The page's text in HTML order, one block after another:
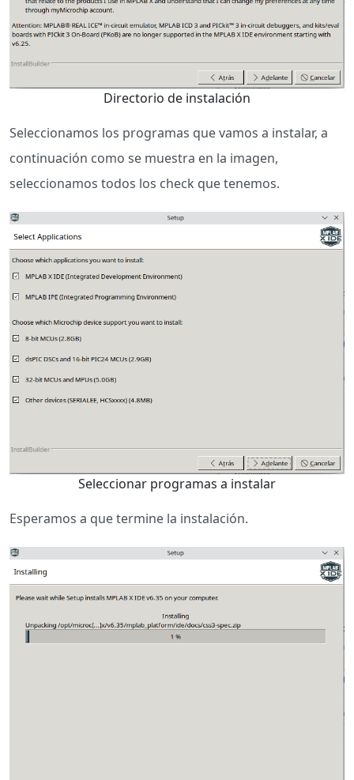
Directorio de instalación
Seleccionamos los programas que vamos a instalar, a
continuación como se muestra en la imagen,
seleccionamos todos los check que tenemos.
Seleccionar programas a instalar
Esperamos a que termine la instalación.